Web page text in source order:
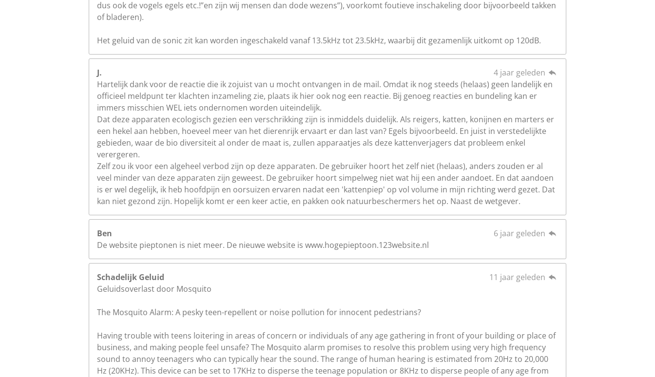
dus ook de vogels egels etc.!”en zijn wij mensen dan dode wezens”), voorkomt foutieve inschakeling door bijvoorbeeld takken
of bladeren).
Het geluid van de sonic zit kan worden ingeschakeld vanaf 13.5kHz tot 23.5kHz, waarbij dit gezamenlijk uitkomt op 120dB.
J.
4 jaar geleden
Hartelijk dank voor de reactie die ik zojuist van u mocht ontvangen in de mail. Omdat ik nog steeds (helaas) geen landelijk en
officieel meldpunt ter klachten inzameling zie, plaats ik hier ook nog een reactie. Bij genoeg reacties en bundeling kan er
immers misschien WEL iets ondernomen worden uiteindelijk.
Dat deze apparaten ecologisch gezien een verschrikking zijn is inmiddels duidelijk. Als reigers, katten, konijnen en marters er
een hekel aan hebben, hoeveel meer van het dierenrijk ervaart er dan last van? Egels bijvoorbeeld. En juist in verstedelijkte
gebieden, waar de bio diversiteit al onder de maat is, zullen apparaatjes als deze kattenverjagers dat probleem enkel
verergeren.
Zelf zou ik voor een algeheel verbod zijn op deze apparaten. De gebruiker hoort het zelf niet (helaas), anders zouden er al
veel minder van deze apparaten zijn geweest. De gebruiker hoort simpelweg niet wat hij een ander aandoet. En dat aandoen
is er wel degelijk, ik heb hoofdpijn en oorsuizen ervaren nadat een 'kattenpiep' op vol volume in mijn richting werd gezet. Dat
kan niet gezond zijn. Hopelijk komt er een keer actie, en pakken ook natuurbeschermers het op. Naast de wetgever.
Ben
6 jaar geleden
De website pieptonen is niet meer. De nieuwe website is www.hogepieptoon.123website.nl
Schadelijk Geluid
11 jaar geleden
Geluidsoverlast door Mosquito
The Mosquito Alarm: A pesky teen-repellent or noise pollution for innocent pedestrians?
Having trouble with teens loitering in areas of concern or individuals of any age gathering in front of your building or place of
business, and making people feel unsafe? The Mosquito alarm promises to resolve this problem using very high frequency
sound to annoy teenagers who can typically hear the sound. The range of human hearing is estimated from 20Hz to 20,000
Hz (20KHz). This device can be set to 17KHz to disperse the teenage population or 8KHz to disperse people of any age from